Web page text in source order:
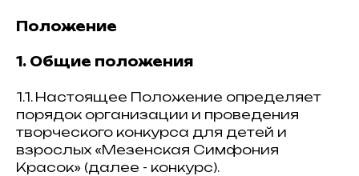
Положение
1. Общие положения
1.1. Настоящее Положение определяет
порядок организации и проведения
творческого конкурса для детей и
взрослых «Мезенская Симфония
Красок» (далее - конкурс).